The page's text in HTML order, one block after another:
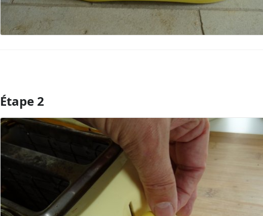
Ajouter un commentaire
Étape 2